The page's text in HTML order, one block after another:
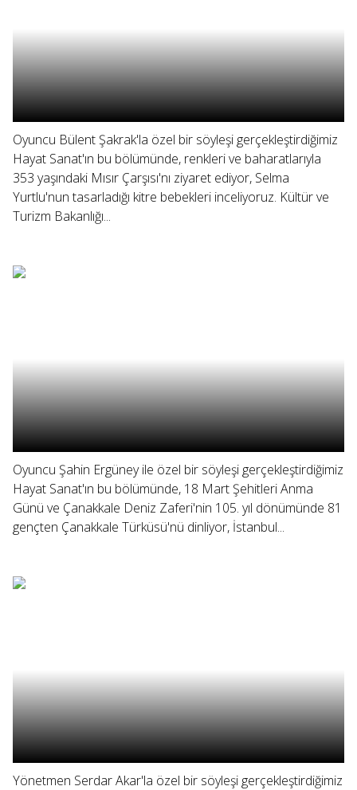
Oyuncu Bülent Şakrak'la özel bir söyleşi gerçekleştirdiğimiz
Hayat Sanat'ın bu bölümünde, renkleri ve baharatlarıyla
353 yaşındaki Mısır Çarşısı'nı ziyaret ediyor, Selma
Yurtlu'nun tasarladığı kitre bebekleri inceliyoruz. Kültür ve
Turizm Bakanlığı...
Oyuncu Şahin Ergüney ile özel bir söyleşi gerçekleştirdiğimiz
Hayat Sanat'ın bu bölümünde, 18 Mart Şehitleri Anma
Günü ve Çanakkale Deniz Zaferi'nin 105. yıl dönümünde 81
gençten Çanakkale Türküsü'nü dinliyor, İstanbul...
Yönetmen Serdar Akar'la özel bir söyleşi gerçekleştirdiğimiz